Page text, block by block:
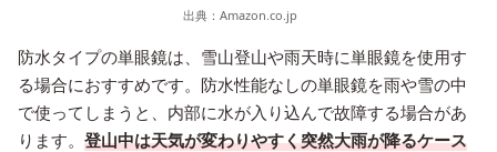
出典： Amazon.co.jp
防水タイプの単眼鏡は、雪山登山や雨天時に単眼鏡を使用す
る場合におすすめです。防水性能なしの単眼鏡を雨や雪の中
で使ってしまうと、内部に水が入り込んで故障する場合があ
ります。 登山中は天気が変わりやすく突然大雨が降るケース